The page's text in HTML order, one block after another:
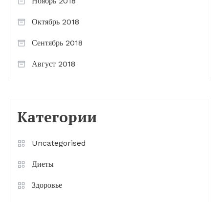
Октябрь 2018
Сентябрь 2018
Август 2018
Категории
Uncategorised
Диеты
Здоровье